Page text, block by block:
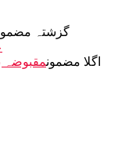
گزشتہ
اگلا مضمون